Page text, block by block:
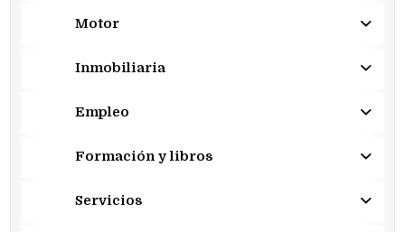
Motor
Inmobiliaria
Empleo
Formación y libros
Servicios